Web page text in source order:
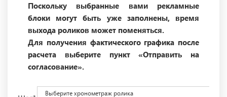
Поскольку выбранные вами рекламные
блоки могут быть уже заполнены, время
выхода роликов может поменяться.
Для получения фактического графика после
расчета выберите пункт «Отправить на
согласование».
Выберите хронометраж ролика